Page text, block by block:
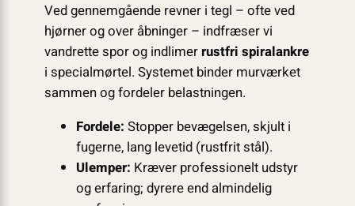
Ved gennemgående revner i tegl – ofte ved
hjørner og over åbninger – indfræser vi
vandrette spor og indlimerrustfri spiralankre
i specialmørtel. Systemet binder murværket
sammen og fordeler belastningen.
Fordele: Stopper bevægelsen, skjult i
fugerne, lang levetid (rustfrit stål).
Ulemper: Kræver professionelt udstyr
og erfaring; dyrere end almindelig